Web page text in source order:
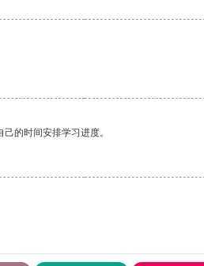
的时间安排学习进度。